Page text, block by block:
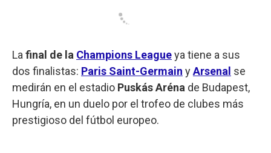
La final de la Champions Leagueya tiene a sus
dos finalistas: Paris Saint-Germain yArsenal se
medirán en el estadio Puskás Aréna de Budapest,
Hungría, en un duelo por el trofeo de clubes más
prestigioso del fútbol europeo.